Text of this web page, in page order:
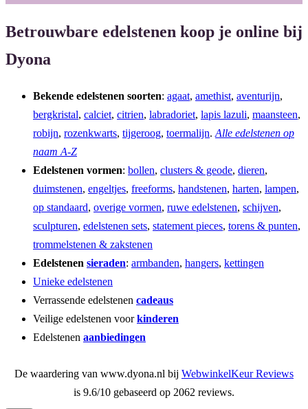
Betrouwbare edelstenen koop je online bij
Dyona
Bekende edelstenen soorten: agaat, amethist, aventurijn,
bergkristal, calciet, citrien, labradoriet, lapis lazuli, maansteen,
robijn, rozenkwarts, tijgeroog, toermalijn. Alle edelstenen op
naam A-Z
Edelstenen vormen: bollen, clusters & geode, dieren,
duimstenen, engeltjes, freeforms, handstenen, harten, lampen,
op standaard, overige vormen, ruwe edelstenen, schijven,
sculpturen, edelstenen sets, statement pieces, torens & punten,
trommelstenen & zakstenen
Edelstenen sieraden: armbanden, hangers, kettingen
Unieke edelstenen
Verrassende edelstenen cadeaus
Veilige edelstenen voorkinderen
Edelstenen aanbiedingen
De waardering van www.dyona.nl bij WebwinkelKeur Reviews
is 9.6/10 gebaseerd op 2062 reviews.